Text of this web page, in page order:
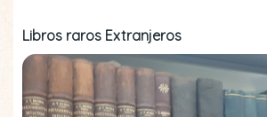
Libros raros Extranjeros